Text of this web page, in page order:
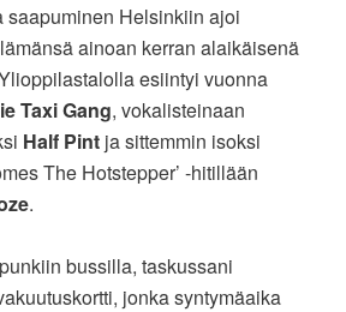
saapuminen Helsinkiin ajoi
ainoan kerran alaikäisenä
esiintyi vuonna
Taxi Gang, vokalisteinaan
Half Pint ja sittemmin isoksi
The Hotstepper’ -hitillään
.
bussilla, taskussani
jonka syntymäaika